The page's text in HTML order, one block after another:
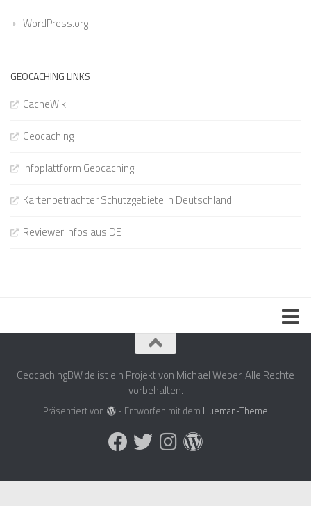
WordPress.org
GEOCACHING LINKS
CacheWiki
Geocaching
Infoplattform Geocaching
Kartenbetrachter Schutzgebiete in Deutschland
Reviewer Infos aus DE
GeocachingBW.de ist ein Projekt von Michael Weber. Alle Rechte
vorbehalten.
Präsentiert von - Entworfen mit dem Hueman-Theme